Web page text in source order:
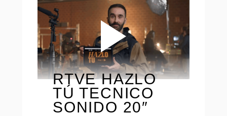
RTVE HAZLO
TÚ TECNICO
SONIDO 20″